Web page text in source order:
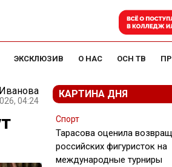
ЭКСКЛЮЗИВ О НАС ОСН ТВ
04:24
КАРТИНА ДНЯ
Спорт
Тарасова оценила
российских фигуристок на
международные турниры